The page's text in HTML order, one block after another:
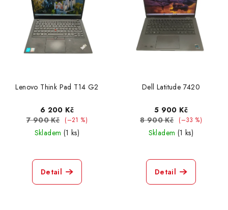
Lenovo Think Pad T14 G2
6 200 Kč
7 900 Kč
(–21 %)
Skladem (1 ks)
Detail
Dell Latitude 7420
5 900 Kč
8 900 Kč
(–33 %)
Skladem (1 ks)
Detail